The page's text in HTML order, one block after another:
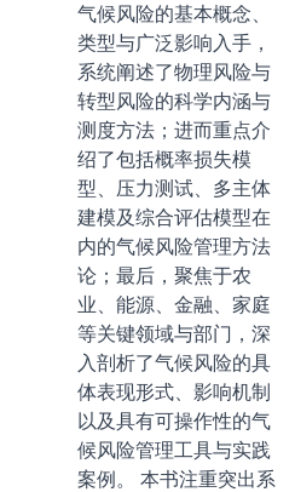
气候风险的基本概念、
类型与广泛影响入手，
系统阐述了物理风险与
转型风险的科学内涵与
测度方法；进而重点介
绍了包括概率损失模
型、压力测试、多主体
建模及综合评估模型在
内的气候风险管理方法
论；最后，聚焦于农
业、能源、金融、家庭
等关键领域与部门，深
入剖析了气候风险的具
体表现形式、影响机制
以及具有可操作性的气
候风险管理工具与实践
案例。 本书注重突出系